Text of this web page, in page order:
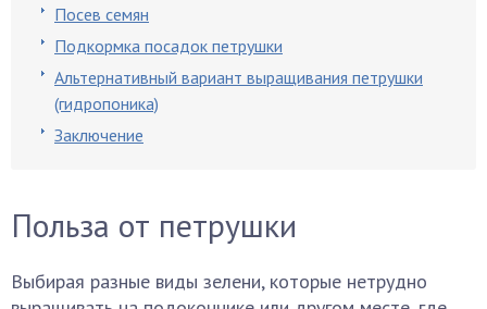
Посев семян
Подкормка посадок петрушки
Альтернативный вариант выращивания петрушки
(гидропоника)
Заключение
Польза от петрушки
Выбирая разные виды зелени, которые нетрудно